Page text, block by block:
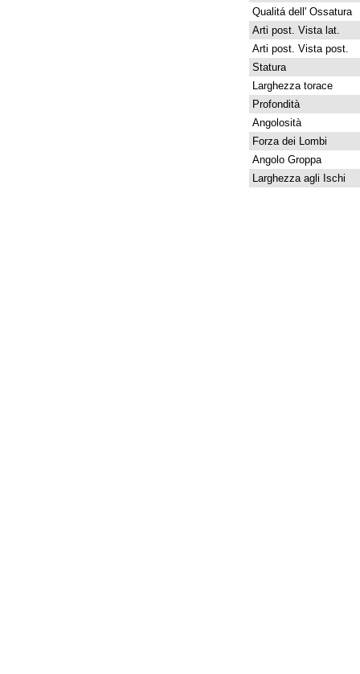
Qualitá dell' Ossatura
Arti post. Vista lat.
Arti post. Vista post.
Statura
Larghezza torace
Profondità
Angolosità
Forza dei Lombi
Angolo Groppa
Larghezza agli Ischi